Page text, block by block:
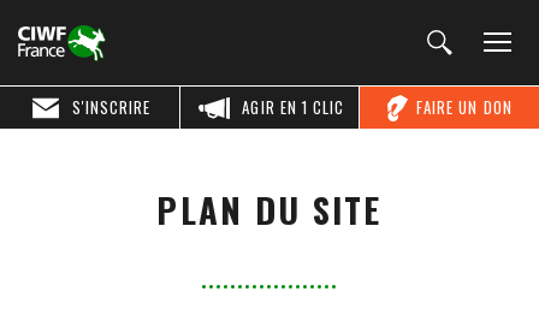
FAIRE UN DON
AGIR EN 1 CLIC
S'INSCRIRE
PLAN DU SITE